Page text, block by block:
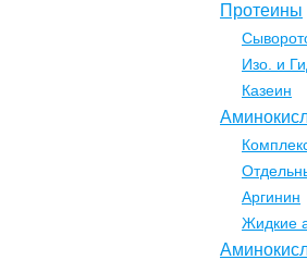
Протеины
Изо. и
Казеин
Аргинин
Жидкие